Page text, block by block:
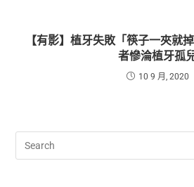
【有影】植牙失敗「筷子一夾就
者慘淪植牙孤
10 9 月, 2020